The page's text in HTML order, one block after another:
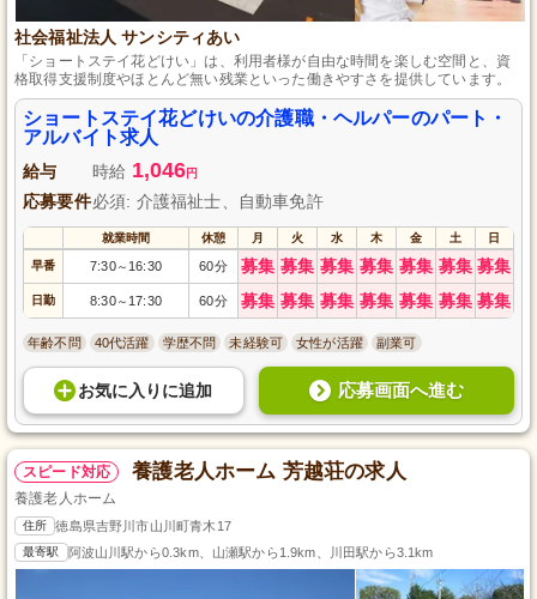
社会福祉法人 サンシティあい
「ショートステイ花どけい」は、利用者様が自由な時間を楽しむ空間と、資
格取得支援制度やほとんど無い残業といった働きやすさを提供しています。
ショートステイ花どけいの介護職・ヘルパーのパート・
アルバイト求人
給与 時給 1,046円
応募要件必須: 介護福祉士、自動車免許
就業時間 休憩 月 火 水 木 金 土 日
早番 7:30～ 16:30 60分 募集 募集 募集 募集 募集 募集 募集
日勤 8:30～ 17:30 60分 募集 募集 募集 募集 募集 募集 募集
年齢不問 40代活躍 学歴不問 未経験可 女性が活躍 副業可
お気に入り に追加 応募画面へ進む
スピード対応 養護老人ホーム 芳越荘の求人
養護老人ホーム
住所 徳島県吉野川市山川町青木17
最寄駅 阿波山川駅から0.3km、山瀬駅から1.9km、川田駅から3.1km